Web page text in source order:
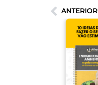
ANTERIOR